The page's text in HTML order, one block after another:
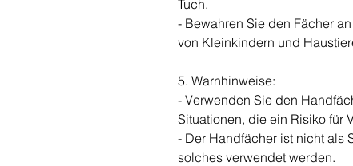
Tuch.
- Bewahren Sie den Fächer
von Kleinkindern und
5. Warnhinweise:
- Verwenden Sie den
Situationen, die ein Risiko für
- Der Handfächer ist nicht als
solches verwendet werden.